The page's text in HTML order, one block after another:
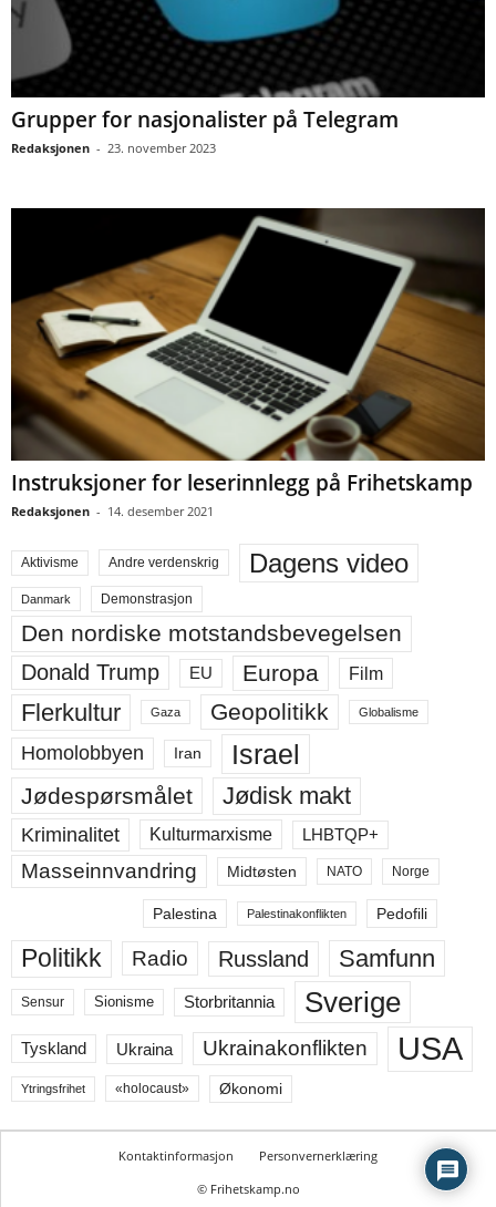
Grupper for nasjonalister på Telegram
Redaksjonen - 23. november 2023
Instruksjoner for leserinnlegg på Frihetskamp
Redaksjonen - 14. desember 2021
Aktivisme Andre verdenskrig Dagens video
Danmark Demonstrasjon
Den nordiske motstandsbevegelsen
Donald Trump EU Europa Film
Flerkultur Gaza Geopolitikk Globalisme
Homolobbyen Iran Israel
Jødespørsmålet Jødisk makt
Kriminalitet Kulturmarxisme LHBTQP+
Masseinnvandring Midtøsten NATO Norge
Palestina Palestinakonflikten Pedofili
Politikk Radio Russland Samfunn
Sensur Sionisme Storbritannia Sverige
Tyskland Ukraina Ukrainakonflikten USA
Ytringsfrihet «holocaust» Økonomi
Kontaktinformasjon
Personvernerklæring
© Frihetskamp.no